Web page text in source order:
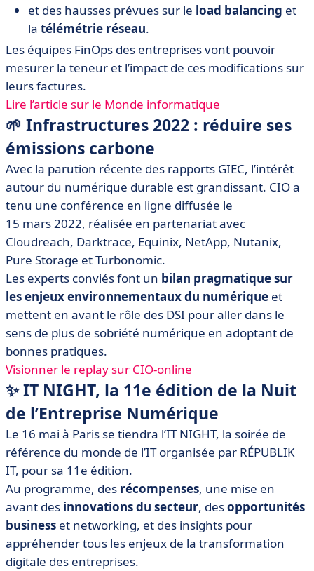
et des hausses prévues sur le load balancing et
la télémétrie réseau.
Les équipes FinOps des entreprises vont pouvoir
mesurer la teneur et l’impact de ces modifications sur
leurs factures.
Lire l’article sur le Monde informatique
🌱 Infrastructures 2022 : réduire ses
émissions carbone
Avec la parution récente des rapports GIEC, l’intérêt
autour du numérique durable est grandissant. CIO a
tenu une conférence en ligne diffusée le
15 mars 2022, réalisée en partenariat avec
Cloudreach, Darktrace, Equinix, NetApp, Nutanix,
Pure Storage et Turbonomic.
Les experts conviés font un bilan pragmatique sur
les enjeux environnementaux du numérique et
mettent en avant le rôle des DSI pour aller dans le
sens de plus de sobriété numérique en adoptant de
bonnes pratiques.
Visionner le replay sur CIO-online
✨ IT NIGHT, la 11e édition de la Nuit
de l’Entreprise Numérique
Le 16 mai à Paris se tiendra l’IT NIGHT, la soirée de
référence du monde de l’IT organisée par RÉPUBLIK
IT, pour sa 11e édition.
Au programme, des récompenses, une mise en
avant des innovations du secteur, desopportunités
business et networking, et des insights pour
appréhender tous les enjeux de la transformation
digitale des entreprises.